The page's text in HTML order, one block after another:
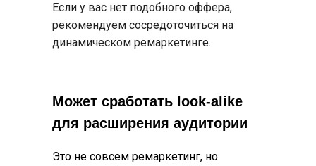
Если у вас нет подобного оффера,
рекомендуем сосредоточиться на
динамическом ремаркетинге.
Может сработать look-alike
для расширения аудитории
Это не совсем ремаркетинг, но